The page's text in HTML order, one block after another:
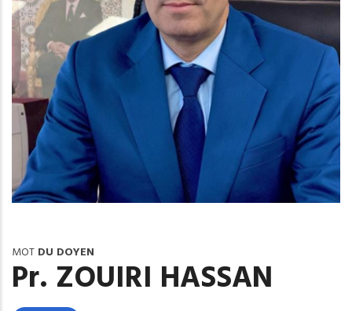
MOT DU DOYEN
Pr. ZOUIRI HASSAN